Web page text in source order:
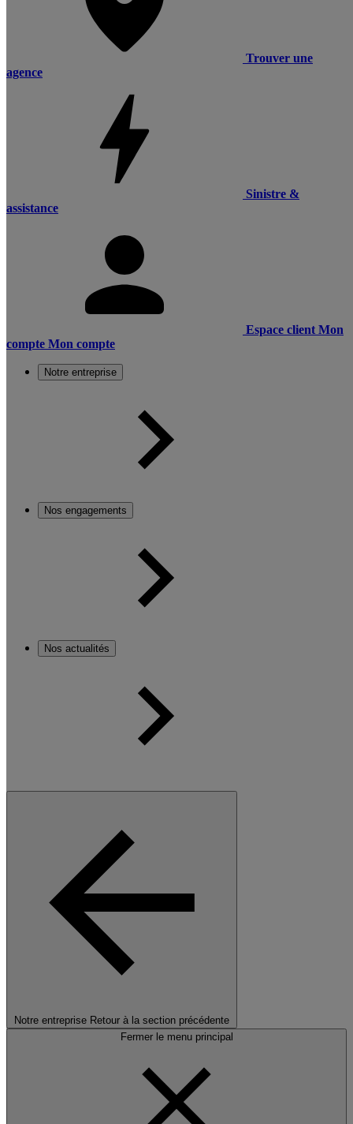
Trouver une
agence
Sinistre &
assistance
Espace client Mon
compte Mon compte
Notre entreprise
Nos engagements
Nos actualités
Notre entreprise Retour à la section précédente
Fermer le menu principal